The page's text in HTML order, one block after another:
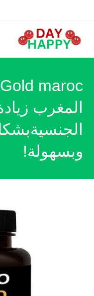
المغرب
وبسهولة!